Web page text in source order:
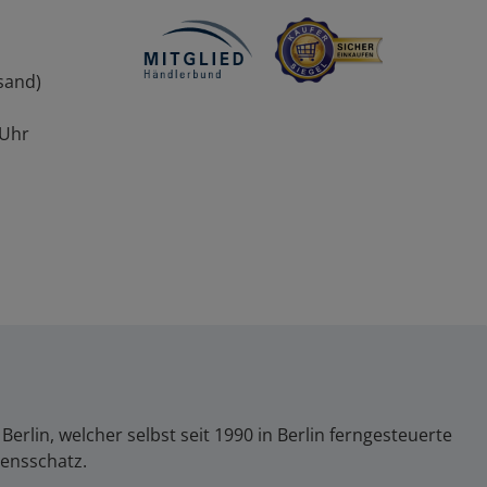
welcher selbst seit 1990 in Berlin ferngesteuerte